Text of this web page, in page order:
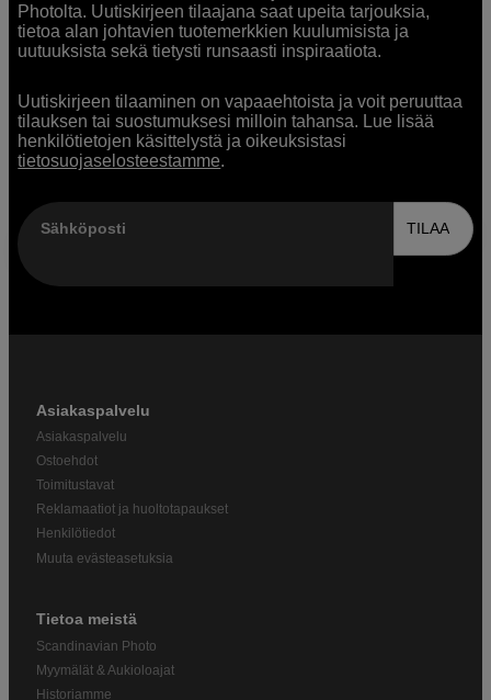
Photolta. Uutiskirjeen tilaajana saat upeita tarjouksia,
tietoa alan johtavien tuotemerkkien kuulumisista ja
uutuuksista sekä tietysti runsaasti inspiraatiota.
Uutiskirjeen tilaaminen on vapaaehtoista ja voit peruuttaa
tilauksen tai suostumuksesi milloin tahansa. Lue lisää
henkilötietojen käsittelystä ja oikeuksistasi
tietosuojaselosteestamme.
Sähköposti TILAA
Asiakaspalvelu
Asiakaspalvelu
Ostoehdot
Toimitustavat
Reklamaatiot ja huoltotapaukset
Henkilötiedot
Muuta evästeasetuksia
Tietoa meistä
Scandinavian Photo
Myymälät & Aukioloajat
Historiamme